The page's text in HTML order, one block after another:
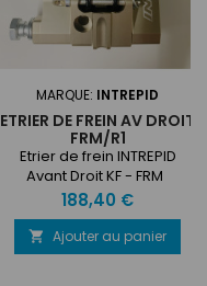
MARQUE: INTREPID
ETRIER DE FREIN AV DROIT
FRM/R1
Etrier de frein INTREPID
Avant Droit KF - FRM
Prix
188,40 €
 Ajouter au panier